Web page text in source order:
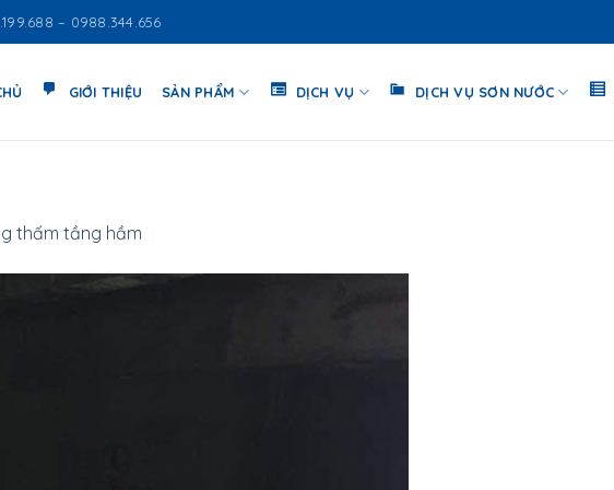
– 0988.344.656
GIỚI THIỆU SẢN PHẨM DỊCH VỤ DỊCH VỤ SƠN NƯỚC
thấm tầng hầm